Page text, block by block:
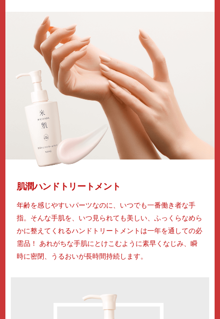
肌潤ハンドトリートメント
年齢を感じやすいパーツなのに、いつでも一番働き者な手
指。そんな手肌を、いつ見られても美しい、ふっくらなめら
かに整えてくれるハンドトリートメントは一年を通しての必
需品！ あれがちな手肌にとけこむように素早くなじみ、瞬
時に密閉、うるおいが長時間持続します。